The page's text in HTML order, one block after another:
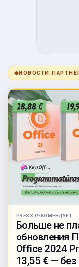
◆НОВОСТИ
PRESS РЕКОМЕНДУЕТ
Больше не
обновления
Office 2024
13,55 € — без